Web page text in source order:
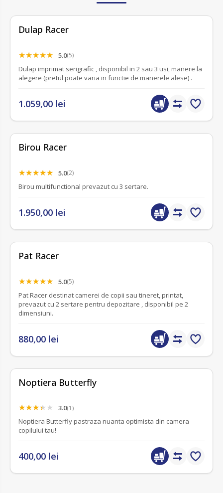
Dulap Racer
5.0(5)
Dulap imprimat serigrafic , disponibil in 2 sau 3 usi, manere la
alegere (pretul poate varia in functie de manerele alese) .
1.059,00 lei
Birou Racer
5.0(2)
Birou multifunctional prevazut cu 3 sertare.
1.950,00 lei
Pat Racer
5.0(5)
Pat Racer destinat camerei de copii sau tineret, printat,
prevazut cu 2 sertare pentru depozitare , disponibil pe 2
dimensiuni.
880,00 lei
Noptiera Butterfly
3.0(1)
Noptiera Butterfly pastraza nuanta optimista din camera
copilului tau!
400,00 lei